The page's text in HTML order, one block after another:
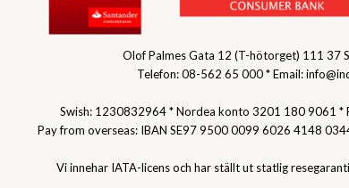
Olof Palmes Gata 12 (T-hötorget) 111 37
Telefon: 08-562 65 000 * Email:
Swish: 1230832964 * Nordea konto 3201 180 9061 *
Pay from overseas: IBAN SE97 9500 0099 6026 4148 0344
Vi innehar IATA-licens och har ställt ut statlig